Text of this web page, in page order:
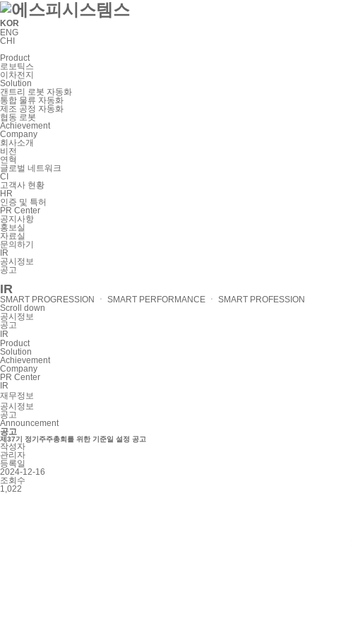
KOR
ENG
CHI
Product
로보틱스
이차전지
Solution
갠트리 로봇 자동화
통합 물류 자동화
제조 공정 자동화
협동 로봇
Achievement
Company
회사소개
비전
연혁
글로벌 네트워크
CI
고객사 현황
HR
인증 및 특허
PR Center
공지사항
홍보실
자료실
문의하기
IR
공시정보
공고
IR
SMART PROGRESSION ㆍ SMART PERFORMANCE ㆍ SMART PROFESSION
Scroll down
공시정보
공고
IR
Product
Solution
Achievement
Company
PR Center
IR
재무정보
공시정보
공고
Announcement
공고
제37기 정기주주총회를 위한 기준일 설정 공고
작성자
관리자
등록일
2024-12-16
조회수
1,022